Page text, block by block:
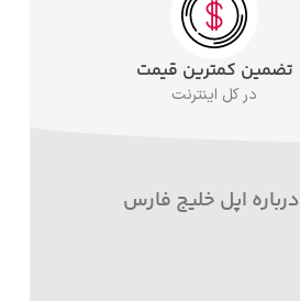
تضمین کمترین قیمت
در کل اینترنت
درباره اپل خلیج فارس